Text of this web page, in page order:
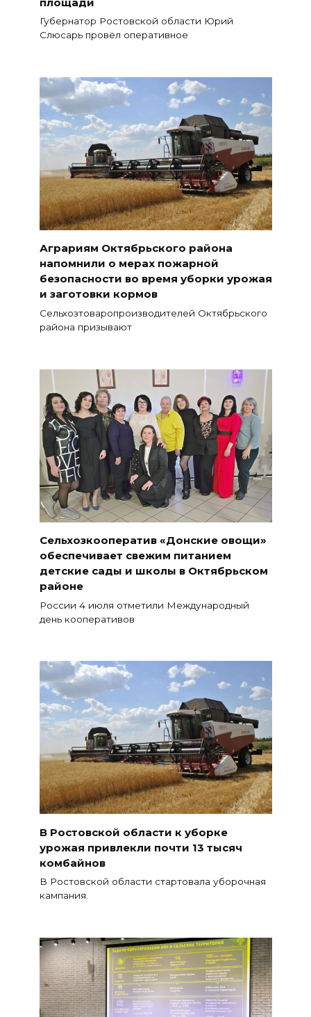
Губернатор Ростовской области Юрий
Слюсарь провёл оперативное
Аграриям Октябрьского района
напомнили о мерах пожарной
безопасности во время уборки урожая
и заготовки кормов
Сельхозтоваропроизводителей Октябрьского
района призывают
Сельхозкооператив «Донские овощи»
обеспечивает свежим питанием
детские сады и школы в Октябрьском
районе
России 4 июля отметили Международный
день кооперативов
В Ростовской области к уборке
урожая привлекли почти 13 тысяч
комбайнов
В Ростовской области стартовала уборочная
кампания.